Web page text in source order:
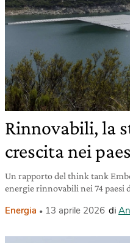
Rinnovabili, la
crescita nei
Un rapporto del think tank
energie rinnovabili nei 74 paesi
Energia 13 aprile 2026 di